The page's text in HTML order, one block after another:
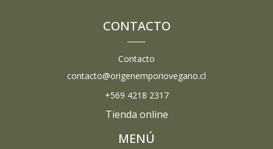
CONTACTO
Contacto
contacto@origenemporiovegano.cl
+569 4218 2317
Tienda online
MENÚ